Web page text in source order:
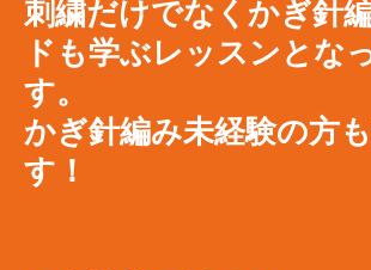
刺繍だけでなくかぎ針
ドも学ぶレッスンとな
す。
かぎ針編み未経験の方
す！